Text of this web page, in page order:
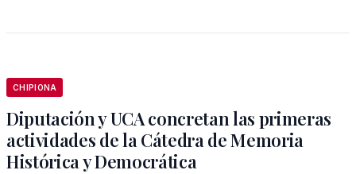
CHIPIONA
Diputación y UCA concretan las primeras
actividades de la Cátedra de Memoria
Histórica y Democrática